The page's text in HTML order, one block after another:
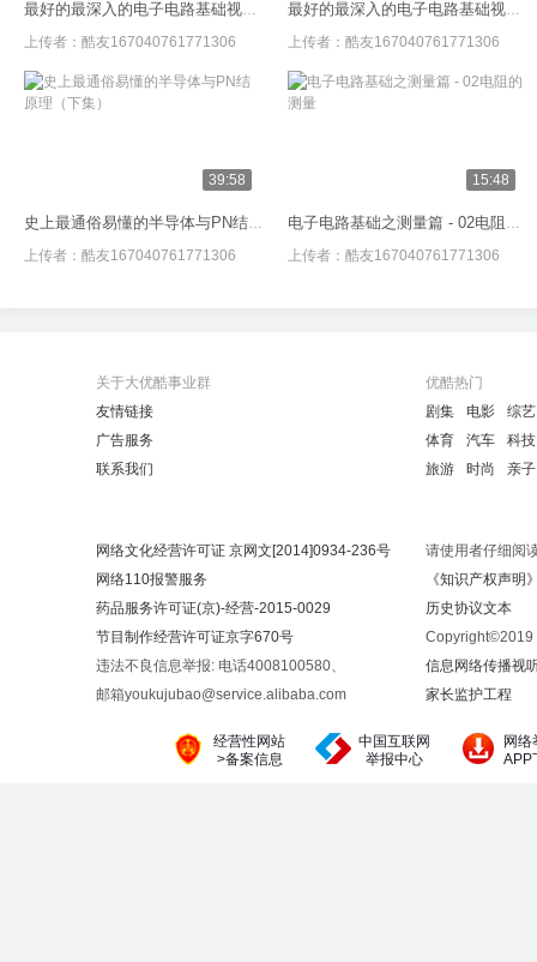
最好的最深入的电子电路基础视频教程01_基本概念_强烈推荐
上传者： 酷友167040761771306
最好的最深入的电子电路基础视频教程02_电阻_强烈推荐
上传者： 酷友167040761771306
39:58
史上最通俗易懂的半导体与PN结原理（下集）
上传者： 酷友167040761771306
15:48
电子电路基础之测量篇 - 02电阻的测量
上传者： 酷友167040761771306
关于大优酷事业群
友情链接
广告服务
联系我们
优酷热门
剧集
电影
综艺
体育
汽车
科技
旅游
时尚 亲子
网络文化经营许可证 京网文[2014]0934-236号
网络110报警服务
药品服务许可证(京)-经营-2015-0029
节目制作经营许可证京字670号
违法不良信息举报: 电话4008100580、
邮箱youkujubao@service.alibaba.com
请使用者仔细阅
《知识产权声明
历史协议文本
Copyright©2019
信息网络传播视
家长监护工程
经营性网站
>备案信息
中国互联网
举报中心
网络
APP